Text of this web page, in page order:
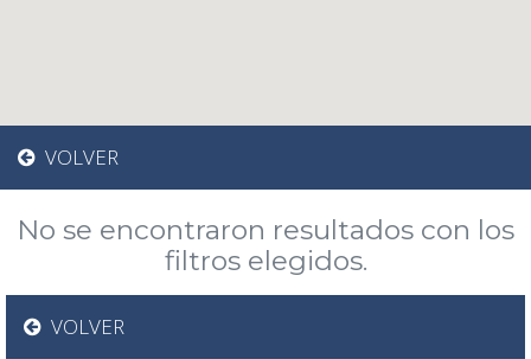
VOLVER
No se encontraron resultados con los
filtros elegidos.
VOLVER